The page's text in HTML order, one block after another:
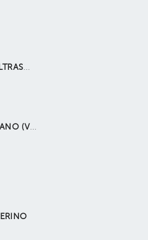
CONSULTA GINECOLOGICA + PAP + ULTRASONIDO GINECOLOGICO
EXAMEN DE VIRUS DEL PAPILOMA HUMANO (VPH)